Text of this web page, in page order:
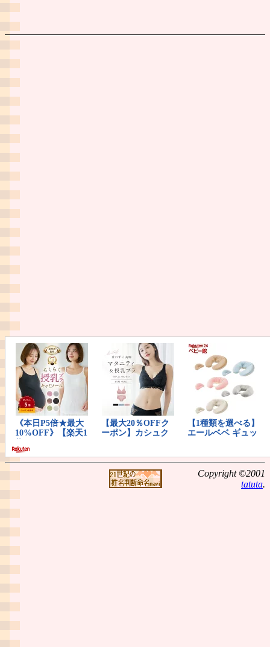
Copyright ©2001
tatuta.